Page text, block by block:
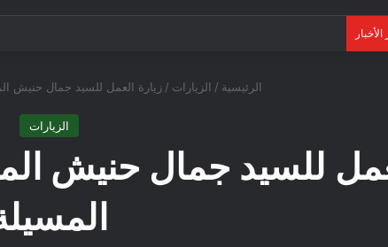
الرئيسية / الزيارات / زيارة العمل للسيد جمال حنيش
الزيارات
للسيد جمال حنيش